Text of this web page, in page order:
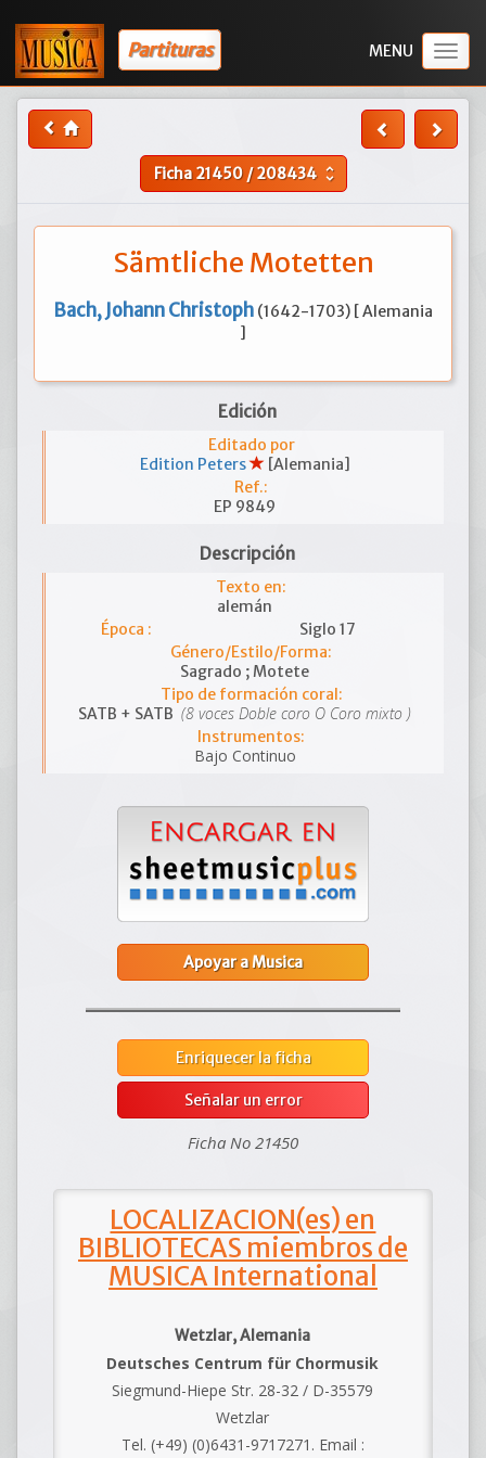
Partituras
Ficha21450/208434 unfold_more
Sämtliche Motetten
Bach, Johann Christoph (1642-1703) [ Alemania
]
Edición
Editado por
Edition Peters
[Alemania]
Ref.:
EP 9849
Descripción
Texto en:
alemán
Época :
Siglo 17
Género/Estilo/Forma:
Sagrado ; Motete
Tipo de formación coral:
SATB + SATB (8 voces Doble coro O Coro mixto )
Instrumentos:
Bajo Continuo
Apoyar a Musica
Enriquecer la ficha
Señalar un error
Ficha No 21450
LOCALIZACION(es) en
BIBLIOTECAS miembros de
MUSICA International
Wetzlar, Alemania
Deutsches Centrum für Chormusik
Siegmund-Hiepe Str. 28-32 / D-35579
Wetzlar
Tel. (+49) (0)6431-9717271. Email :